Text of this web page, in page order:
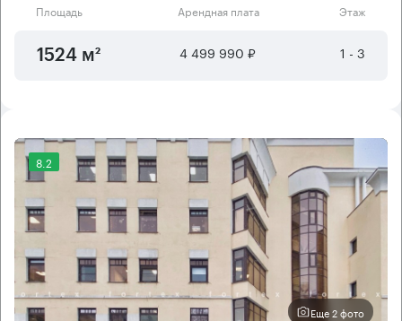
Площадь Арендная плата Этаж
1524 м² 4 499 990 ₽ 1 - 3
8.2
Еще 2 фото